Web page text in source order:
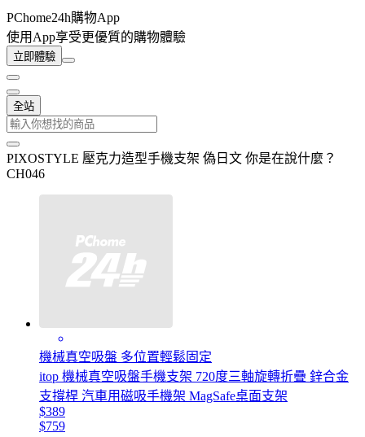
PChome24h購物App
使用App享受更優質的購物體驗
立即體驗
全站
PIXOSTYLE 壓克力造型手機支架 偽日文 你是在說什麼？
CH046
機械真空吸盤 多位置輕鬆固定
itop 機械真空吸盤手機支架 720度三軸旋轉折疊 鋅合金
支撐桿 汽車用磁吸手機架 MagSafe桌面支架
$389
$759